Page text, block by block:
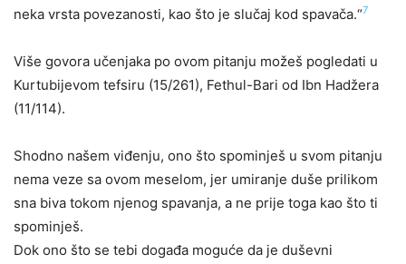
neka vrsta povezanosti, kao što je slučaj kod spavača.“7
Više govora učenjaka po ovom pitanju možeš pogledati u
Kurtubijevom tefsiru (15/261), Fethul-Bari od Ibn Hadžera
(11/114).
Shodno našem viđenju, ono što spominješ u svom pitanju
nema veze sa ovom meselom, jer umiranje duše prilikom
sna biva tokom njenog spavanja, a ne prije toga kao što ti
spominješ.
Dok ono što se tebi događa moguće da je duševni